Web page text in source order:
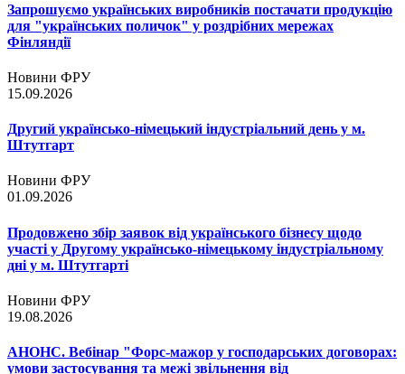
Запрошуємо українських виробників постачати продукцію
для "українських поличок" у роздрібних мережах
Фінляндії
Новини ФРУ
15.09.2026
Другий українсько-німецький індустріальний день у м.
Штутгарт
Новини ФРУ
01.09.2026
Продовжено збір заявок від українського бізнесу щодо
участі у Другому українсько-німецькому індустріальному
дні у м. Штутгарті
Новини ФРУ
19.08.2026
АНОНС. Вебінар "Форс-мажор у господарських договорах:
умови застосування та межі звільнення від